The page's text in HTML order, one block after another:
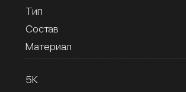
Тип
Состав
Материал
5К